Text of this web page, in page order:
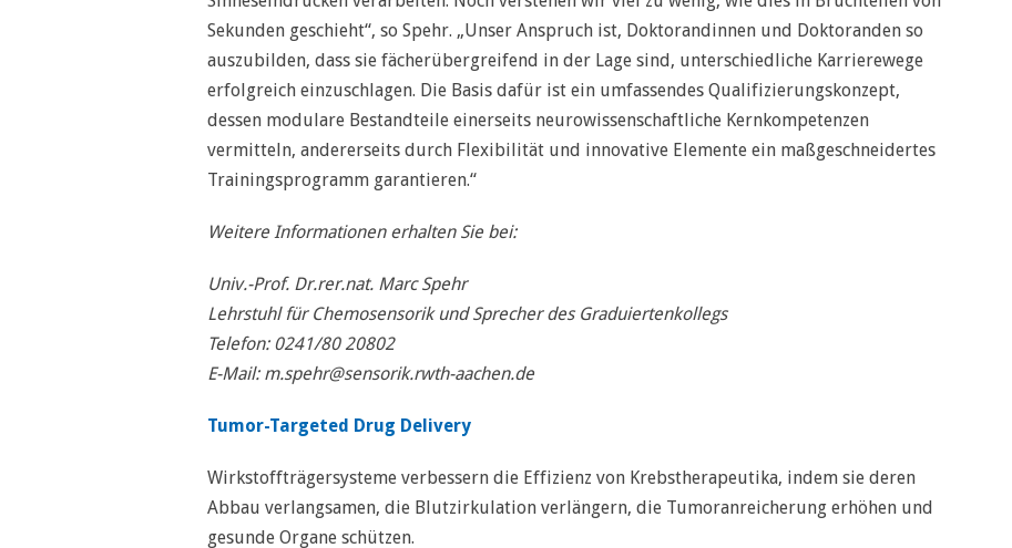
Sekunden geschieht“, so Spehr. „Unser Anspruch ist, Doktorandinnen und Doktoranden so
auszubilden, dass sie fächerübergreifend in der Lage sind, unterschiedliche Karrierewege
erfolgreich einzuschlagen. Die Basis dafür ist ein umfassendes Qualifizierungskonzept,
dessen modulare Bestandteile einerseits neurowissenschaftliche Kernkompetenzen
vermitteln, andererseits durch Flexibilität und innovative Elemente ein maßgeschneidertes
Trainingsprogramm garantieren.“
Weitere Informationen erhalten Sie bei:
Univ.-Prof. Dr.rer.nat. Marc Spehr
Lehrstuhl für Chemosensorik und Sprecher des Graduiertenkollegs
Telefon: 0241/80 20802
E-Mail: m.spehr@sensorik.rwth-aachen.de
Tumor-Targeted Drug Delivery
Wirkstoffträgersysteme verbessern die Effizienz von Krebstherapeutika, indem sie deren
Abbau verlangsamen, die Blutzirkulation verlängern, die Tumoranreicherung erhöhen und
gesunde Organe schützen.